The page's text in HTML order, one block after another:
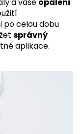
po celou dobu
správný
aplikace.